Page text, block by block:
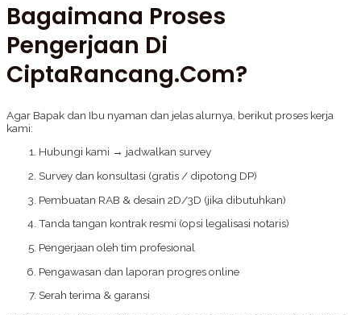
Bagaimana Proses
Pengerjaan Di
CiptaRancang.com?
Agar Bapak dan Ibu nyaman dan jelas alurnya, berikut proses kerja
kami:
Hubungi kami → jadwalkan survey
Survey dan konsultasi (gratis / dipotong DP)
Pembuatan RAB & desain 2D/3D (jika dibutuhkan)
Tanda tangan kontrak resmi (opsi legalisasi notaris)
Pengerjaan oleh tim profesional
Pengawasan dan laporan progres online
Serah terima & garansi